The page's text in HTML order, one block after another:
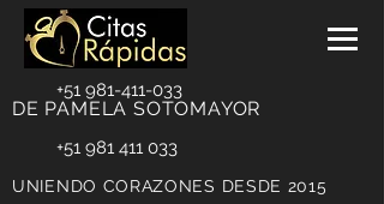
+51 981-411-033
DE PAMELA SOTOMAYOR
+51 981 411 033
UNIENDO CORAZONES DESDE 2015